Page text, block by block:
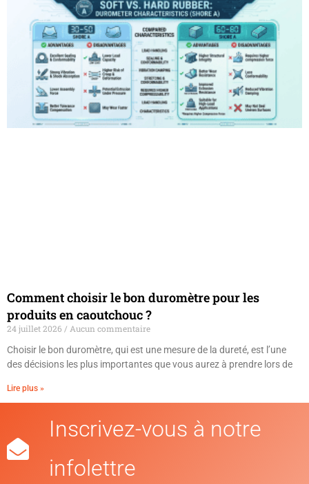
Comment choisir le bon duromètre pour les
produits en caoutchouc ?
24 juillet 2026
Aucun commentaire
Choisir le bon duromètre, qui est une mesure de la dureté, est l’une
des décisions les plus importantes que vous aurez à prendre lors de
Lire plus »
Inscrivez-vous à notre
infolettre